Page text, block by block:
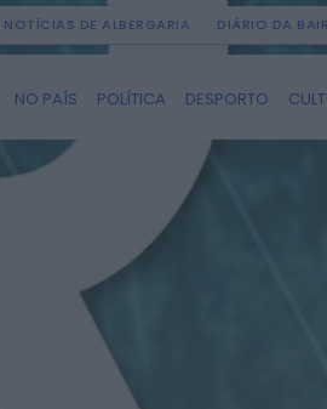
NOTÍCIAS DE ALBERGARIA DIÁRIO DA
NO PAÍS POLÍTICA DESPORTO